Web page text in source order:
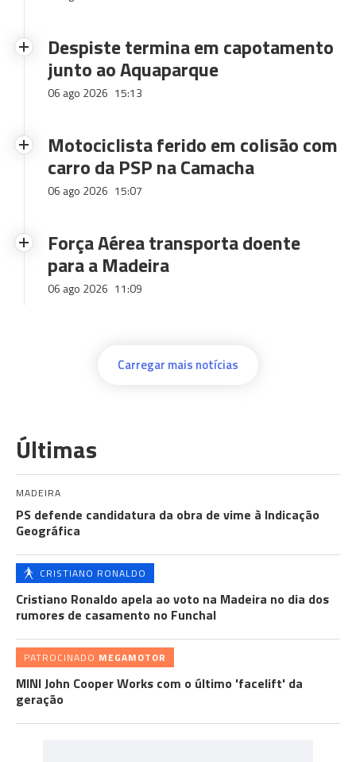
Despiste termina em capotamento
junto ao Aquaparque
06 ago 2026 15:13
Motociclista ferido em colisão com
carro da PSP na Camacha
06 ago 2026 15:07
Força Aérea transporta doente
para a Madeira
06 ago 2026 11:09
Carregar mais notícias
Últimas
MADEIRA
PS defende candidatura da obra de vime à Indicação
Geográfica
CRISTIANO RONALDO
Cristiano Ronaldo apela ao voto na Madeira no dia dos
rumores de casamento no Funchal
PATROCINADO MEGAMOTOR
MINI John Cooper Works com o último 'facelift' da
geração